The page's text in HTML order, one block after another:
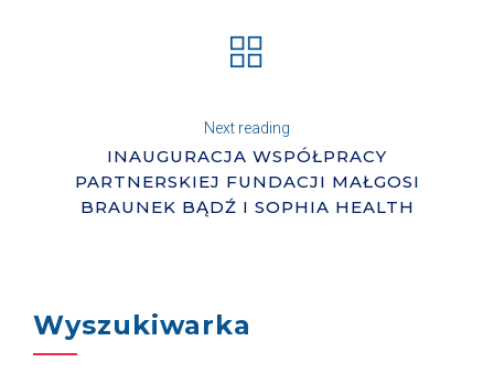
Next reading
INAUGURACJA WSPÓŁPRACY
PARTNERSKIEJ FUNDACJI MAŁGOSI
BRAUNEK BĄDŹ I SOPHIA HEALTH
Wyszukiwarka